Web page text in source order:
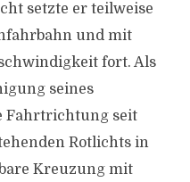
setzte er teilweise
und mit
fort. Als
seines
Fahrtrichtung seit
Rotlichts in
Kreuzung mit